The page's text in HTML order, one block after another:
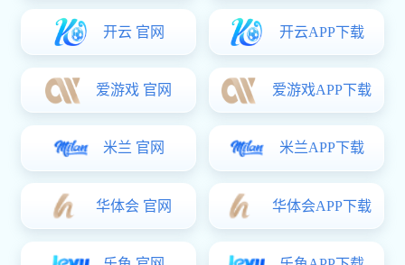
5、价廉易得。
颗粒形状和组成
铸造砂的颗粒形状和颗粒组成对型砂的流动性、紧实性、透气
性、强度和抗液态金属的渗透性等性能有影响，是铸造砂质量的
颗粒形状：铸造砂的形状一般有3种。1、圆形砂：颗粒为圆形或
接近于圆形，表面光洁，没有突出的棱角。2、多角形砂：颗粒
成多角形，且多为钝角。3、尖角形砂：颗粒呈尖角形，且多为
锐角。铸造砂的颗粒形状一般以角形系数（砂子实际比表面积/
砂子理论比表面积）来表示。